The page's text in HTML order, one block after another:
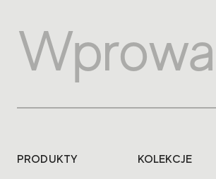
PRODUKTY KOLEKCJE